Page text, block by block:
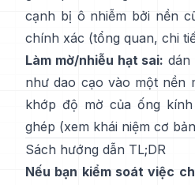
cạnh bị ô nhiễm bởi nền
chính xác (tổng quan, chi
Làm mờ/nhiễu hạt sai: dán
như dao cạo vào một nền
khớp độ mờ của ống
ghép (xem khái niệm cơ
Sách hướng dẫn TL;DR
Nếu bạn kiểm soát việc